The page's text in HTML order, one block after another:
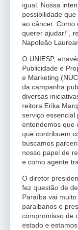
igual. Nossa
possibilidade
ao câncer. Como
querer ajudar!”,
Napoleão
O UNIESP,
Publicidade e
e Marketing
da campanha
diversas
reitora Erika
serviço essencial
entendemos que
que contribuem
buscamos
nosso papel de
e como agente
O diretor
fez questão de
Paraíba vai
paraibanos e
compromisso de
estado e